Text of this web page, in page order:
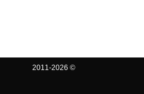
2011-2026 ©